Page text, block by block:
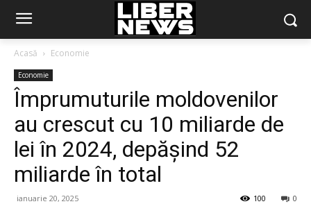
Acasă Economie
Economie
Împrumuturile moldovenilor
au crescut cu 10 miliarde de
lei în 2024, depășind 52
miliarde în total
ianuarie 20, 2025 0
100